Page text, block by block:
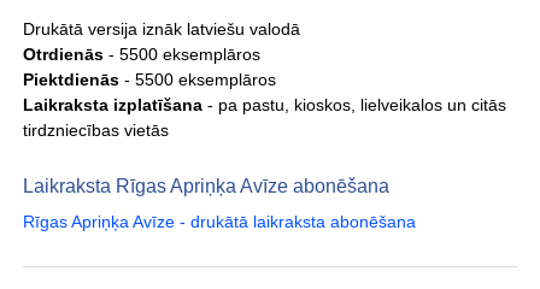
Drukātā versija iznāk latviešu valodā
Otrdienās- 5500 eksemplāros
Piektdienās- 5500 eksemplāros
Laikraksta izplatīšana- pa pastu, kioskos, lielveikalos un citās
tirdzniecības vietās
Laikraksta Rīgas Apriņķa Avīze abonēšana
Rīgas Apriņķa Avīze - drukātā laikraksta abonēšana